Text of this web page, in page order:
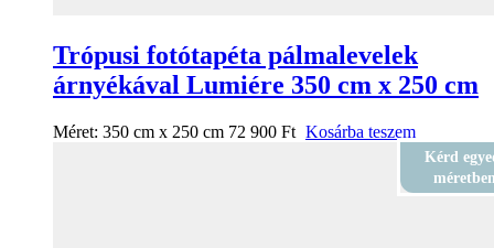
Trópusi fotótapéta pálmalevelek
árnyékával Lumiére 350 cm x 250 cm
Méret: 350 cm x 250 cm 72 900 Ft Kosárba teszem
Kérd